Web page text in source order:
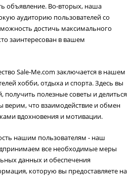
объявление. Во-вторых, наша
аудиторию пользователей со
достичь максимального
заинтересован в вашем
Sale-Me.com заключается в нашем
хобби, отдыха и спорта. Здесь вы
получить полезные советы и делиться
что взаимодействие и обмен
вдохновения и мотивации.
нашим пользователям - наш
все необходимые меры
данных и обеспечения
которую вы предоставляете на